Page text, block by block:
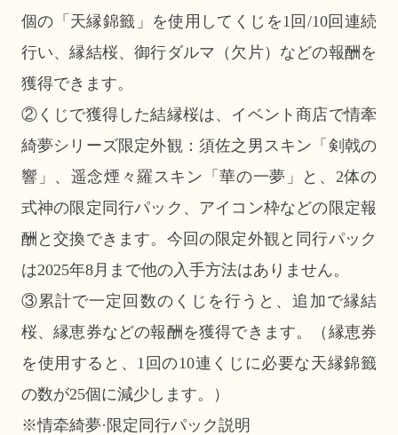
個の「天縁錦籤」を使用してくじを1回/10回連続
行い、縁結桜、御行ダルマ（欠片）などの報酬を
獲得できます。
②くじで獲得した結縁桜は、イベント商店で情牽
綺夢シリーズ限定外観：須佐之男スキン「剣戟の
響」、遥念煙々羅スキン「華の一夢」と、2体の
式神の限定同行パック、アイコン枠などの限定報
酬と交換できます。今回の限定外観と同行パック
は2025年8月まで他の入手方法はありません。
③累計で一定回数のくじを行うと、追加で縁結
桜、縁恵券などの報酬を獲得できます。（縁恵券
を使用すると、1回の10連くじに必要な天縁錦籤
の数が25個に減少します。）
※情牵綺夢·限定同行パック説明